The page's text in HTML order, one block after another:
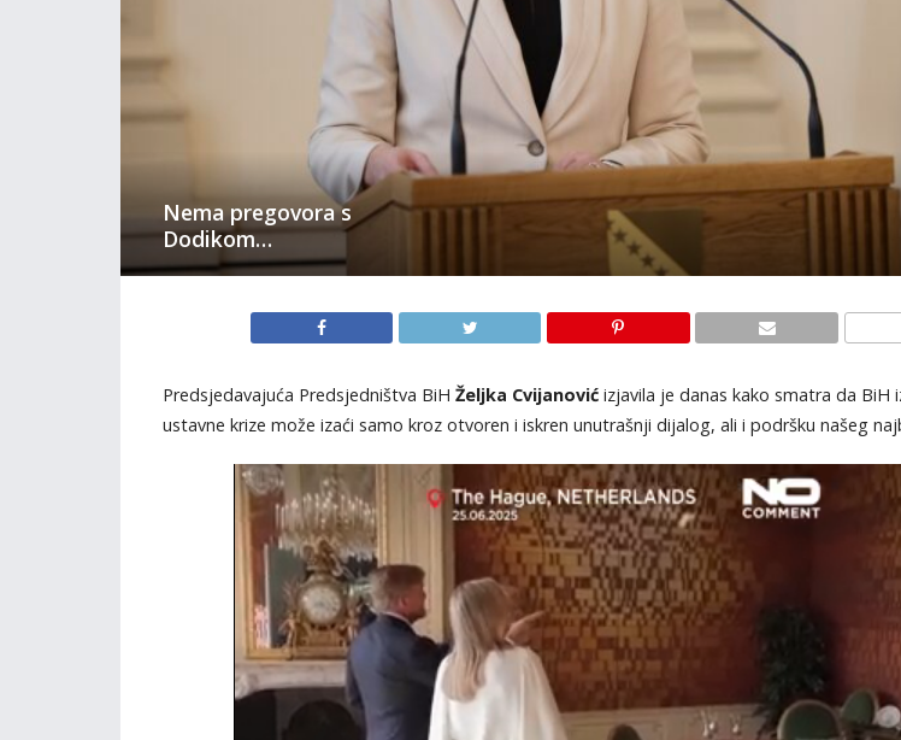
Nema pregovora s
Dodikom…
Predsjedavajuća Predsjedništva BiH Željka Cvijanovićizjavila je danas kako smatra da BiH
ustavne krize može izaći samo kroz otvoren i iskren unutrašnji dijalog, ali i podršku našeg